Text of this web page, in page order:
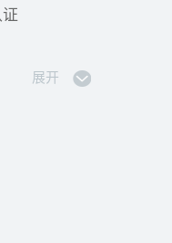
展开